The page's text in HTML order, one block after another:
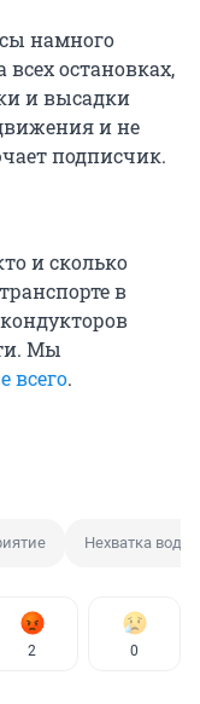
намного
остановках,
и высадки
и не
подписчик.
и сколько
в
Мы
всего.
Нехватка
2 0